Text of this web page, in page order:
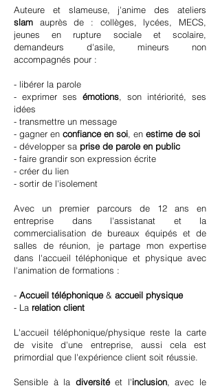
Auteure et slameuse, j'anime des ateliers
slam auprès de : collèges, lycées, MECS,
jeunes en rupture sociale et scolaire,
demandeurs d'asile, mineurs non
accompagnés pour :
- libérer la parole
- exprimer ses émotions, son intériorité, ses
idées
- transmettre un message
- gagner en confiance en soi, en estime de soi
- développer sa prise de parole en public
- faire grandir son expression écrite
- créer du lien
- sortir de l'isolement
Avec un premier parcours de 12 ans en
entreprise dans l'assistanat et la
commercialisation de bureaux équipés et de
salles de réunion, je partage mon expertise
dans l'accueil téléphonique et physique avec
l'animation de formations :
- Accueil téléphonique& accueil physique
- La relation client
L'accueil téléphonique/physique reste la carte
de visite d'une entreprise, aussi cela est
primordial que l'expérience client soit réussie.
Sensible à la diversitéet l'inclusion, avec le